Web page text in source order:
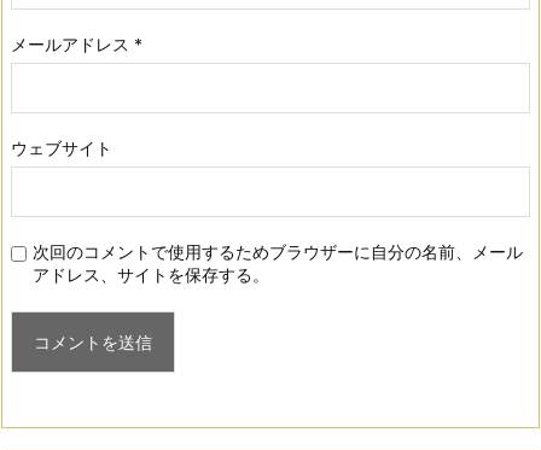
メールアドレス *
ウェブサイト
次回のコメントで使用するためブラウザーに自分の名前、メール
アドレス、サイトを保存する。